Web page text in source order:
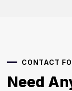
CONTACT
Need